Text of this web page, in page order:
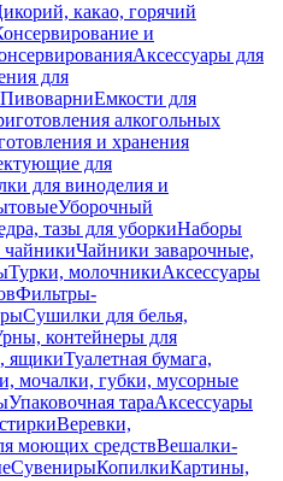
какао, горячий
и
Аксессуары для
для
ПивоварниЕмкости для
алкогольных
и хранения
для
для виноделия и
Уборочный
тазы для уборкиНаборы
чайникиЧайники заварочные,
Турки, молочникиАксессуары
Фильтры-
Сушилки для белья,
контейнеры для
ящикиТуалетная бумага,
мочалки, губки, мусорные
Упаковочная тараАксессуары
Веревки,
моющих средствВешалки-
СувенирыКопилкиКартины,